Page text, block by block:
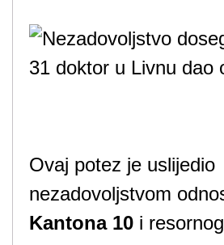
Ovaj potez je uslijedio
nezadovoljstvom
Kantona 10 i